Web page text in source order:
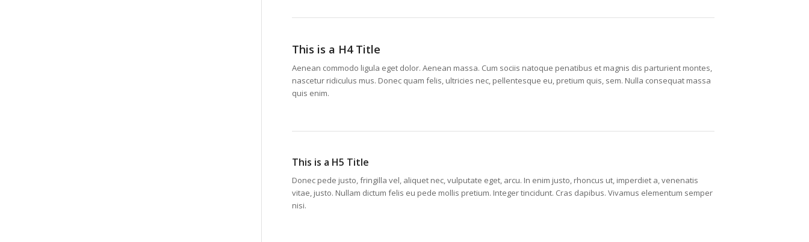
This is a H4 Title
Aenean commodo ligula eget dolor. Aenean massa. Cum sociis natoque penatibus et magnis dis parturient montes,
nascetur ridiculus mus. Donec quam felis, ultricies nec, pellentesque eu, pretium quis, sem. Nulla consequat massa
quis enim.
This is a H5 Title
Donec pede justo, fringilla vel, aliquet nec, vulputate eget, arcu. In enim justo, rhoncus ut, imperdiet a, venenatis
vitae, justo. Nullam dictum felis eu pede mollis pretium. Integer tincidunt. Cras dapibus. Vivamus elementum semper
nisi.